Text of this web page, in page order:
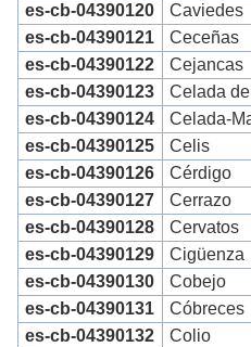
es-cb-04390120
Caviedes
es-cb-04390121
Ceceñas
es-cb-04390122
Cejancas
es-cb-04390123
Celada
es-cb-04390124
Celada-
es-cb-04390125
Celis
es-cb-04390126
Cérdigo
es-cb-04390127
Cerrazo
es-cb-04390128
Cervatos
es-cb-04390129
Cigüenza
es-cb-04390130
Cobejo
es-cb-04390131
Cóbreces
es-cb-04390132
Colio